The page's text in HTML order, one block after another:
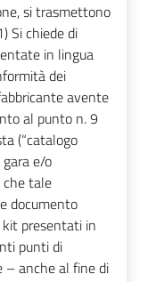
si trasmettono
Si chiede di
in lingua
dei
avente
al punto n. 9
(“catalogo
e/o
che tale
documento
presentati in
punti di
– anche al fine di